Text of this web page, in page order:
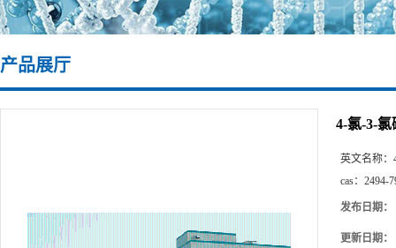
产品展厅
4-氯-3-
英文名称：
cas： 2494-
发布日期：
更新日期：